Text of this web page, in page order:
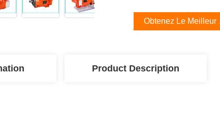
Obtenez Le Meilleur
Product Description